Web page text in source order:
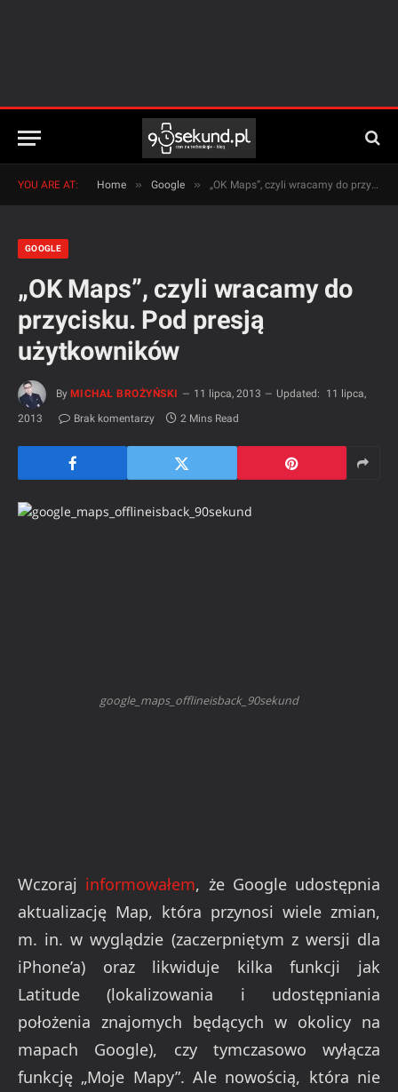
YOU ARE AT: Home » Google » „OK Maps”, czyli wracamy do przycisku. Pod presją użytkowników
GOOGLE
„OK Maps”, czyli wracamy do
przycisku. Pod presją
użytkowników
By MICHAŁ BROŻYŃSKI 11 lipca, 2013 Updated:
11 lipca,
2013
Brak komentarzy 2 Mins Read
google_maps_offlineisback_90sekund
Wczoraj informowałem, że Google udostępnia
aktualizację Map, która przynosi wiele zmian,
m. in. w wyglądzie (zaczerpniętym z wersji dla
iPhone’a) oraz likwiduje kilka funkcji jak
Latitude (lokalizowania i udostępniania
położenia znajomych będących w okolicy na
mapach Google), czy tymczasowo wyłącza
funkcję „Moje Mapy”. Ale nowością, która nie